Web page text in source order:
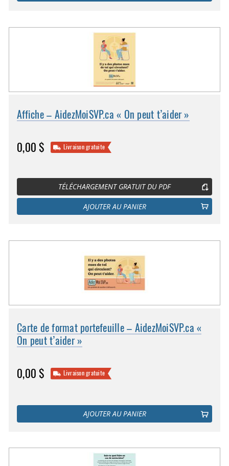
Affiche – AidezMoiSVP.ca « On peut t’aider »
0,00 $ Livraison gratuite
TÉLÉCHARGEMENT GRATUIT DU PDF
AJOUTER AU PANIER
Carte de format portefeuille – AidezMoiSVP.ca «
On peut t’aider »
0,00 $ Livraison gratuite
AJOUTER AU PANIER